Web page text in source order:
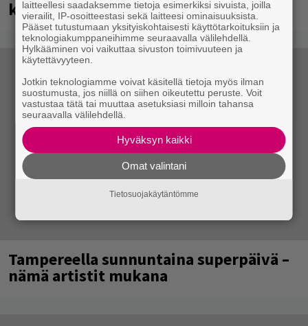
kädessä – näitä puolueita ei kiinnosta
Tampereella sunnuntaina superpäivä –
nämä artistit mukana
laitteellesi saadaksemme tietoja esimerkiksi sivuista, joilla
vierailit, IP-osoitteestasi sekä laitteesi ominaisuuksista.
Pääset tutustumaan yksityiskohtaisesti käyttötarkoituksiin ja
teknologiakumppaneihimme seuraavalla välilehdellä.
Hylkääminen voi vaikuttaa sivuston toimivuuteen ja
käytettävyyteen.
Jotkin teknologiamme voivat käsitellä tietoja myös ilman
suostumusta, jos niillä on siihen oikeutettu peruste. Voit
vastustaa tätä tai muuttaa asetuksiasi milloin tahansa
seuraavalla välilehdellä.
Hyväksyn kaikki
Omat valintani
Tietosuojakäytäntömme